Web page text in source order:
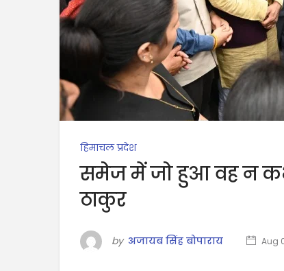
हिमाचल प्रदेश
समेज में जो हुआ वह न
ठाकुर
by अजायब सिंह बोपाराय Aug